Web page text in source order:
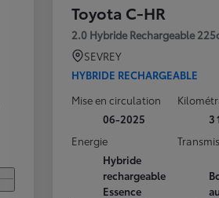
Toyota C-HR
2.0 Hybride Rechargeable
SEVREY
HYBRIDE RECHARGEABLE
Mise en circulation
06-2025
3
Energie
Hybride
rechargeable
Essence